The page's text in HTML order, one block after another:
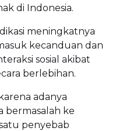
di Indonesia.
meningkatnya
kecanduan dan
sosial akibat
berlebihan.
adanya
bermasalah ke
penyebab